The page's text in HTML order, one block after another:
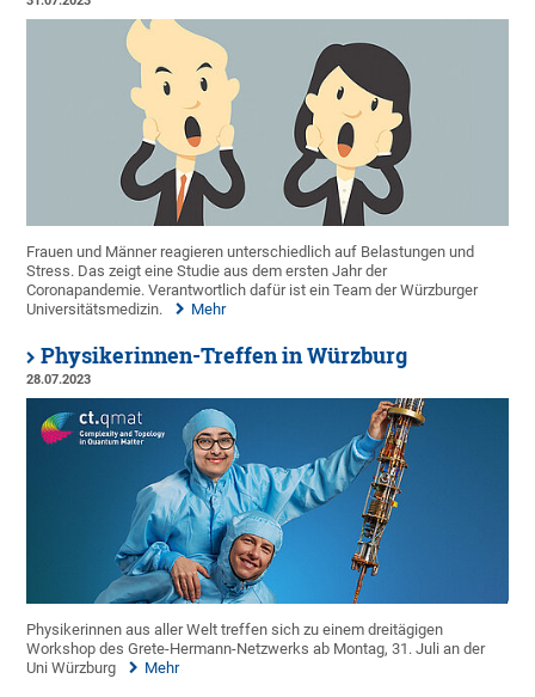
Frauen und Männer reagieren unterschiedlich auf Belastungen und
Stress. Das zeigt eine Studie aus dem ersten Jahr der
Coronapandemie. Verantwortlich dafür ist ein Team der Würzburger
Universitätsmedizin.
Mehr
Physikerinnen-Treffen in Würzburg
28.07.2023
Physikerinnen aus aller Welt treffen sich zu einem dreitägigen
Workshop des Grete-Hermann-Netzwerks ab Montag, 31. Juli an der
Uni Würzburg
Mehr